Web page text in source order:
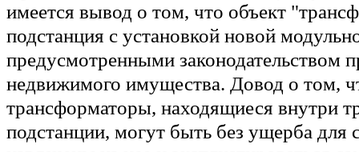
имеется вывод о том, что объект
подстанция с установкой новой
предусмотренными законодательством
недвижимого имущества. Довод о том,
трансформаторы, находящиеся внутри
подстанции, могут быть без ущерба для